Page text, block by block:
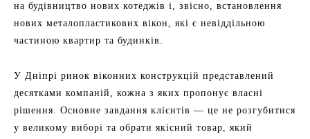
на будівництво нових котеджів і, звісно, встановлення
нових металопластикових вікон, які є невіддільною
частиною квартир та будинків.
У Дніпрі ринок віконних конструкцій представлений
десятками компаній, кожна з яких пропонує власні
рішення. Основне завдання клієнтів — це не розгубитися
у великому виборі та обрати якісний товар, який